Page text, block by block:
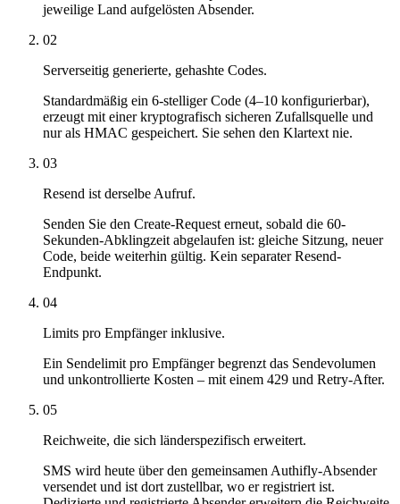
jeweilige Land aufgelösten Absender.
02
Serverseitig generierte, gehashte Codes.
Standardmäßig ein 6-stelliger Code (4–10 konfigurierbar),
erzeugt mit einer kryptografisch sicheren Zufallsquelle und
nur als HMAC gespeichert. Sie sehen den Klartext nie.
03
Resend ist derselbe Aufruf.
Senden Sie den Create-Request erneut, sobald die 60-
Sekunden-Abklingzeit abgelaufen ist: gleiche Sitzung, neuer
Code, beide weiterhin gültig. Kein separater Resend-
Endpunkt.
04
Limits pro Empfänger inklusive.
Ein Sendelimit pro Empfänger begrenzt das Sendevolumen
und unkontrollierte Kosten – mit einem 429 und Retry-After.
05
Reichweite, die sich länderspezifisch erweitert.
SMS wird heute über den gemeinsamen Authifly-Absender
versendet und ist dort zustellbar, wo er registriert ist.